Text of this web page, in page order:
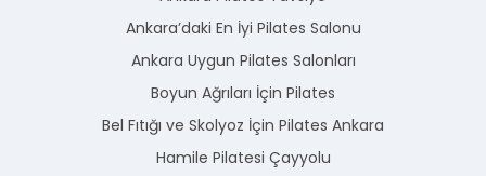
Ankara’daki En İyi Pilates Salonu
Ankara Uygun Pilates Salonları
Boyun Ağrıları İçin Pilates
Bel Fıtığı ve Skolyoz İçin Pilates Ankara
Hamile Pilatesi Çayyolu